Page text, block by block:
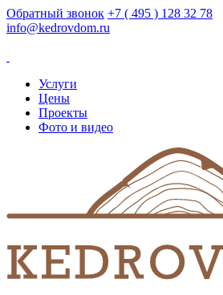
Обратный звонок +7 ( 495 ) 128 32 78
info@kedrovdom.ru
Услуги
Цены
Проекты
Фото и видео